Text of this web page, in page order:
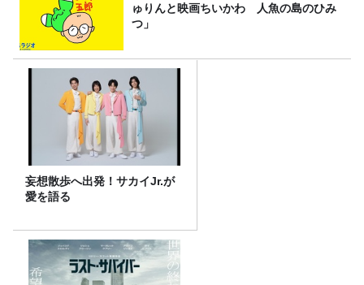
ゅりんと映画ちいかわ 人魚の島のひみ
つ」
妄想散歩へ出発！サカイJr.が
愛を語る